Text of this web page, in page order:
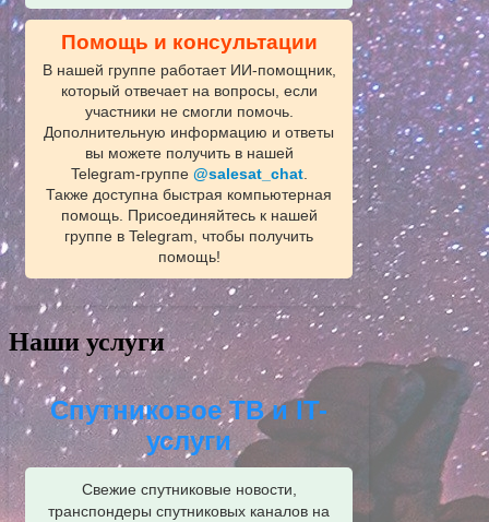
Помощь и консультации
В нашей группе работает ИИ‑помощник,
который отвечает на вопросы, если
участники не смогли помочь.
Дополнительную информацию и ответы
вы можете получить в нашей
Telegram‑группе @salesat_chat.
Также доступна быстрая компьютерная
помощь. Присоединяйтесь к нашей
группе в Telegram, чтобы получить
помощь!
Наши услуги
Спутниковое ТВ и IT-
услуги
Свежие спутниковые новости,
транспондеры спутниковых каналов на